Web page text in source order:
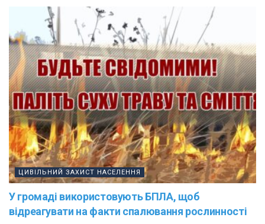
ЦИВІЛЬНИЙ ЗАХИСТ НАСЕЛЕННЯ
У громаді використовують БПЛА, щоб
відреагувати на факти спалювання рослинності